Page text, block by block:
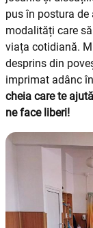
pus în postura de
modalități care
viața cotidiană.
desprins din
imprimat adânc
cheia care te
ne face liberi!